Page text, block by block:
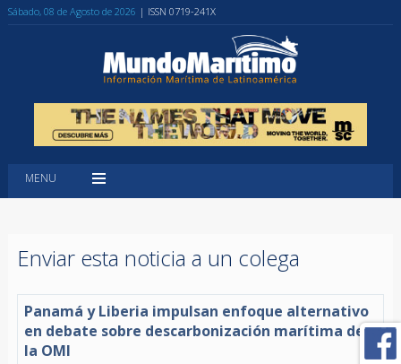
Sábado, 08 de Agosto de 2026 | ISSN 0719-241X
MENU
Enviar esta noticia a un colega
Panamá y Liberia impulsan enfoque alternativo
en debate sobre descarbonización marítima de
la OMI